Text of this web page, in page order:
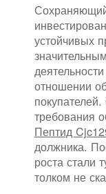
устойчивых
отношении
требования
Пептид
должника.
роста стали
толком не